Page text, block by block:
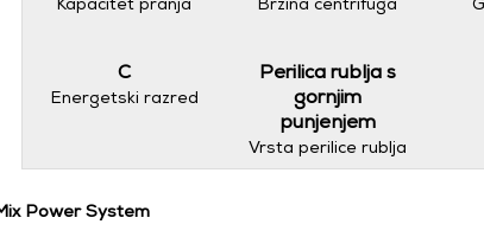
C
Energetski razred
Perilica rublja s
gornjim
punjenjem
Vrsta perilice rublja
Power System